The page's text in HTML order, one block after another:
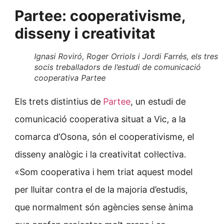
Partee: cooperativisme,
disseny i creativitat
Ignasi Roviró, Roger Orriols i Jordi Farrés, els tres
socis treballadors de l’estudi de comunicació
cooperativa Partee
Els trets distintius de Partee, un estudi de
comunicació cooperativa situat a Vic, a la
comarca d’Osona, són el cooperativisme, el
disseny analògic i la creativitat col·lectiva.
«Som cooperativa i hem triat aquest model
per lluitar contra el de la majoria d’estudis,
que normalment són agències sense ànima